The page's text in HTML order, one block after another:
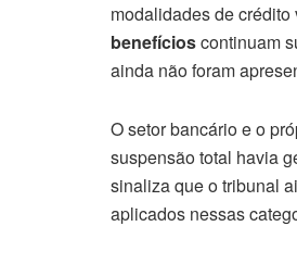
modalidades de
benefícioscontinuam
ainda não foram
O setor bancário e o
suspensão total havia
sinaliza que o tribunal
aplicados nessas